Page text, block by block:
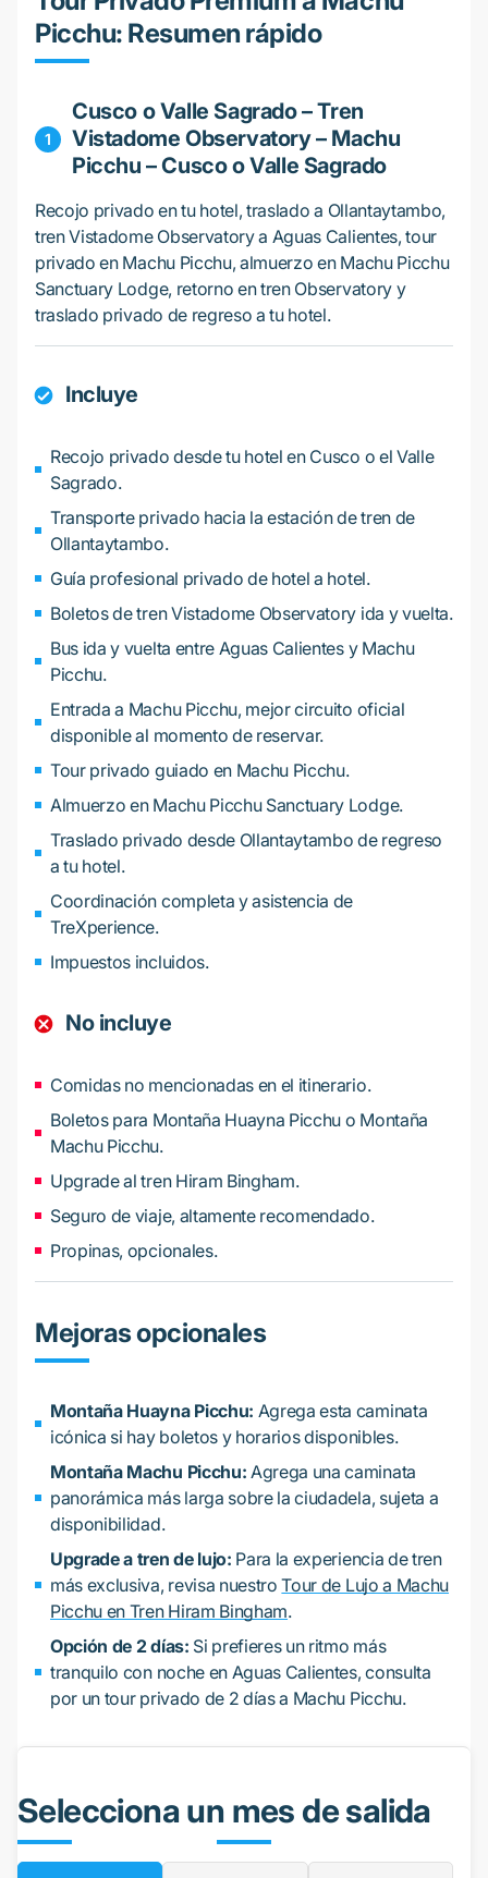
Picchu: Resumen rápido
Cusco o Valle Sagrado – Tren
Vistadome Observatory – Machu
Picchu – Cusco o Valle Sagrado
Recojo privado en tu hotel, traslado a Ollantaytambo,
tren Vistadome Observatory a Aguas Calientes, tour
privado en Machu Picchu, almuerzo en Machu Picchu
Sanctuary Lodge, retorno en tren Observatory y
traslado privado de regreso a tu hotel.
Incluye
Recojo privado desde tu hotel en Cusco o el Valle
Sagrado.
Transporte privado hacia la estación de tren de
Ollantaytambo.
Guía profesional privado de hotel a hotel.
Boletos de tren Vistadome Observatory ida y vuelta.
Bus ida y vuelta entre Aguas Calientes y Machu
Picchu.
Entrada a Machu Picchu, mejor circuito oficial
disponible al momento de reservar.
Tour privado guiado en Machu Picchu.
Almuerzo en Machu Picchu Sanctuary Lodge.
Traslado privado desde Ollantaytambo de regreso
a tu hotel.
Coordinación completa y asistencia de
TreXperience.
Impuestos incluidos.
No incluye
Comidas no mencionadas en el itinerario.
Boletos para Montaña Huayna Picchu o Montaña
Machu Picchu.
Upgrade al tren Hiram Bingham.
Seguro de viaje, altamente recomendado.
Propinas, opcionales.
Mejoras opcionales
Montaña Huayna Picchu: Agrega esta caminata
icónica si hay boletos y horarios disponibles.
Montaña Machu Picchu: Agrega una caminata
panorámica más larga sobre la ciudadela, sujeta a
disponibilidad.
Upgrade a tren de lujo: Para la experiencia de tren
más exclusiva, revisa nuestroTour de Lujo a Machu
Picchu en Tren Hiram Bingham.
Opción de 2 días: Si prefieres un ritmo más
tranquilo con noche en Aguas Calientes, consulta
por un tour privado de 2 días a Machu Picchu.
Selecciona un mes de salida